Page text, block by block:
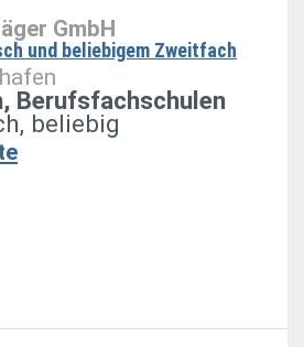
GmbH
und beliebigem Zweitfach
Berufsfachschulen
beliebig